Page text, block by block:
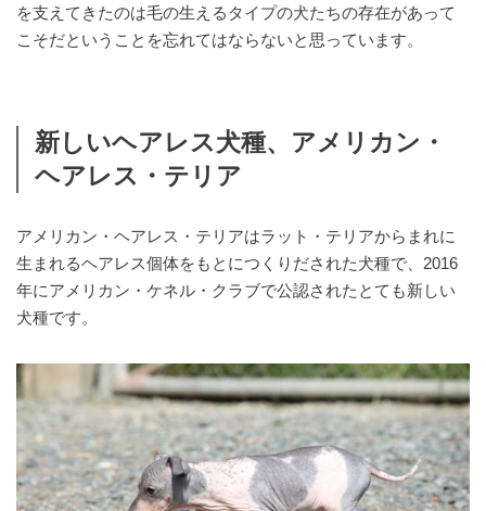
を支えてきたのは毛の生えるタイプの犬たちの存在があって
こそだということを忘れてはならないと思っています。
新しいヘアレス犬種、アメリカン・
ヘアレス・テリア
アメリカン・ヘアレス・テリアはラット・テリアからまれに
生まれるヘアレス個体をもとにつくりだされた犬種で、2016
年にアメリカン・ケネル・クラブで公認されたとても新しい
犬種です。